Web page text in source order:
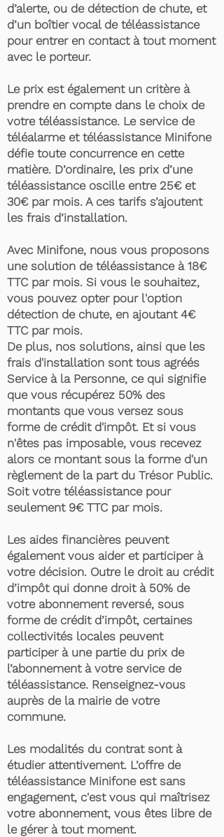
d’alerte, ou de détection de chute, et
d’un boîtier vocal de téléassistance
pour entrer en contact à tout moment
avec le porteur.
Le prix est également un critère à
prendre en compte dans le choix de
votre téléassistance. Le service de
téléalarme et téléassistance Minifone
défie toute concurrence en cette
matière. D’ordinaire, les prix d’une
téléassistance oscille entre 25€ et
30€ par mois. A ces tarifs s’ajoutent
les frais d’installation.
Avec Minifone, nous vous proposons
une solution de téléassistance à 18€
TTC par mois. Si vous le souhaitez,
vous pouvez opter pour l'option
détection de chute, en ajoutant 4€
TTC par mois.
De plus, nos solutions, ainsi que les
frais d'installation sont tous agréés
Service à la Personne, ce qui signifie
que vous récupérez 50% des
montants que vous versez sous
forme de crédit d'impôt. Et si vous
n'êtes pas imposable, vous recevez
alors ce montant sous la forme d'un
règlement de la part du Trésor Public.
Soit votre téléassistance pour
seulement 9€ TTC par mois.
Les aides financières peuvent
également vous aider et participer à
votre décision. Outre le droit au crédit
d’impôt qui donne droit à 50% de
votre abonnement reversé, sous
forme de crédit d’impôt, certaines
collectivités locales peuvent
participer à une partie du prix de
l’abonnement à votre service de
téléassistance. Renseignez-vous
auprès de la mairie de votre
commune.
Les modalités du contrat sont à
étudier attentivement. L’offre de
téléassistance Minifone est sans
engagement, c'est vous qui maîtrisez
votre abonnement, vous êtes libre de
le gérer à tout moment.